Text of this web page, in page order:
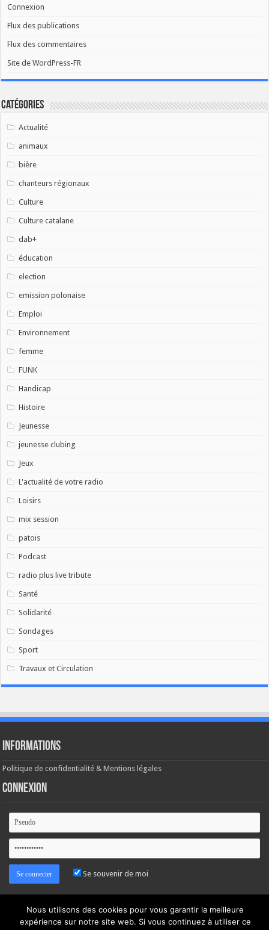
Connexion
Flux des publications
Flux des commentaires
Site de WordPress-FR
Catégories
Actualité
animaux
bière
chanteurs régionaux
Culture
Culture catalane
dab+
éducation
election
emission polonaise
Emploi
Environnement
femme
FUNK
Handicap
Histoire
Jeunesse
jeunesse clubing
Jeux
L'actualité de votre radio
Loisirs
mix session
patois
Podcast
radio plus live tribute
Santé
Solidarité
Sondages
Sport
Travaux et Circulation
Informations
Politique de confidentialité & Mentions légales
Connexion
Se souvenir de moi
Nous utilisons des cookies pour vous garantir la meilleure
expérience sur notre site web. Si vous continuez à utiliser ce